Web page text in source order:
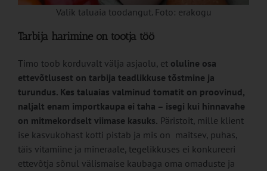
Valik taluaia toodangut. Foto: erakogu
Tarbija harimine on tootja töö
Timo toob korduvalt välja asjaolu, et oluline osa
ettevõtlusest on tarbija teadlikkuse tõstmine ja
turundus. Kes taluaias valminud tomatit on proovinud,
naljalt enam importkaupa ei taha – isegi kui hinnavahe
on mitmekordselt viimase kasuks. Päristoit, mille klient
ise kasvukohast kotti pistab ja mis on maitsev, puhas,
täis vitamiine ja mineraale, tegelikkuses ei konkureeri
ettevõtja sõnul välismaise kaubaga oma omaduste ja